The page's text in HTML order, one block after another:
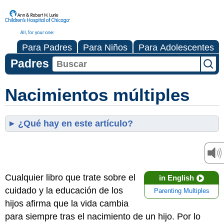
Para Padres Para Niños Para Adolescentes
Padres
Nacimientos múltiples
¿Qué hay en este artículo?
in English
Parenting Multiples
Cualquier libro que trate sobre el
cuidado y la educación de los
hijos afirma que la vida cambia
para siempre tras el nacimiento de un hijo. Por lo